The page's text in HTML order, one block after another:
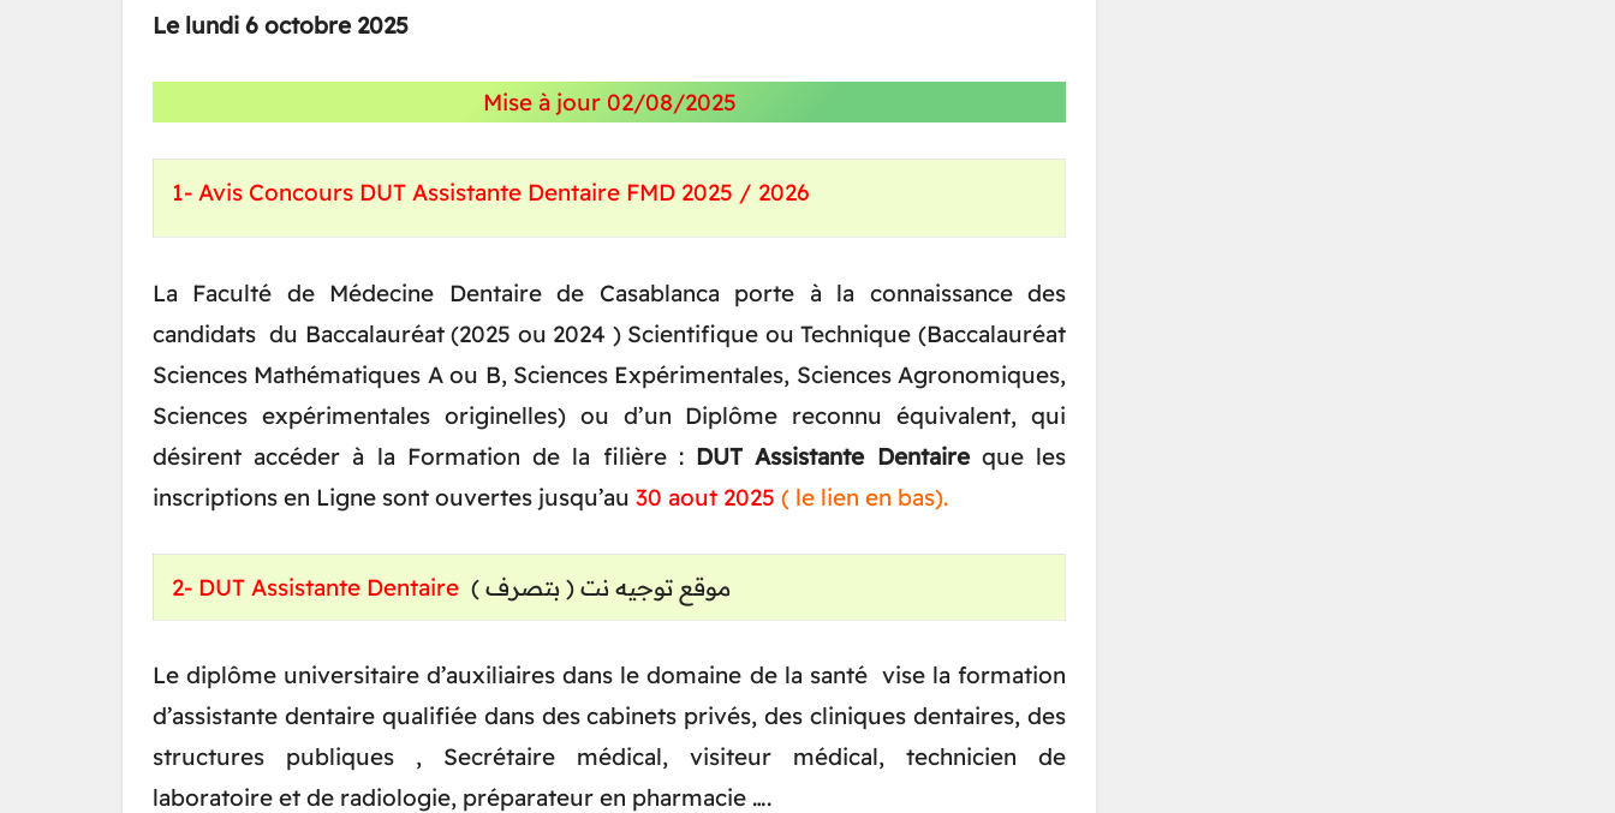
Le lundi 6 octobre 2025
Mise à jour 02/08/2025
1- Avis Concours DUT Assistante Dentaire FMD 2025 / 2026
La Faculté de Médecine Dentaire de Casablanca porte à la connaissance des
candidats du Baccalauréat (2025 ou 2024 ) Scientifique ou Technique (Baccalauréat
Sciences Mathématiques A ou B, Sciences Expérimentales, Sciences Agronomiques,
Sciences expérimentales originelles) ou d’un Diplôme reconnu équivalent, qui
désirent accéder à la Formation de la filière : DUT Assistante Dentaireque les
inscriptions en Ligne sont ouvertes jusqu’au 30 aout 2025 ( le lien en bas).
2- DUT Assistante Dentaire ( بتصرف ) موقع توجيه نت
Le diplôme universitaire d’auxiliaires dans le domaine de la santé vise la formation
d’assistante dentaire qualifiée dans des cabinets privés, des cliniques dentaires, des
structures publiques , Secrétaire médical, visiteur médical, technicien de
laboratoire et de radiologie, préparateur en pharmacie ….